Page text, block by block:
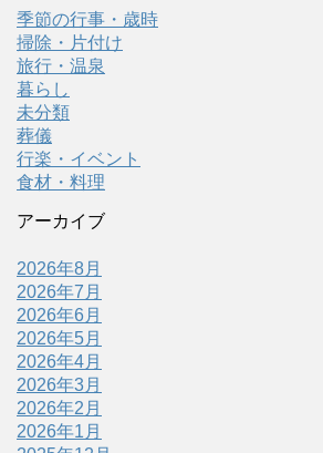
季節の行事・歳時
掃除・片付け
旅行・温泉
暮らし
未分類
葬儀
行楽・イベント
食材・料理
アーカイブ
2026年8月
2026年7月
2026年6月
2026年5月
2026年4月
2026年3月
2026年2月
2026年1月